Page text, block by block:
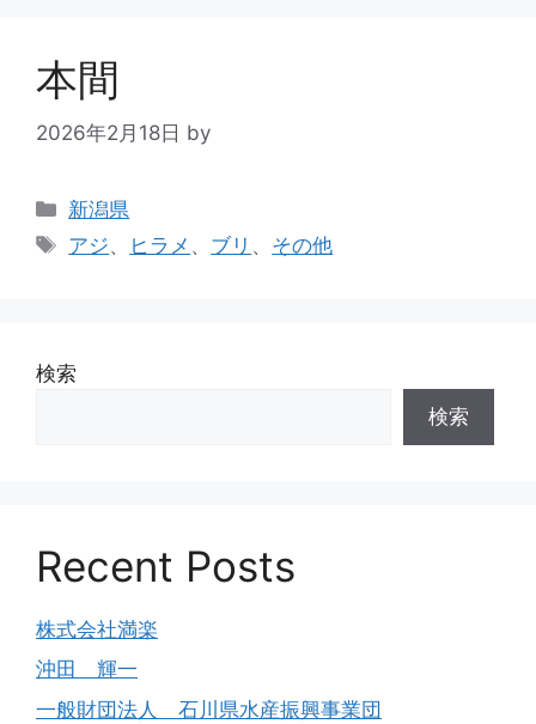
本間
2026年2月18日 by
新潟県
アジ、 ヒラメ 、 ブリ 、 その他
検索
検索
Recent Posts
株式会社満楽
沖田 輝一
一般財団法人 石川県水産振興事業団